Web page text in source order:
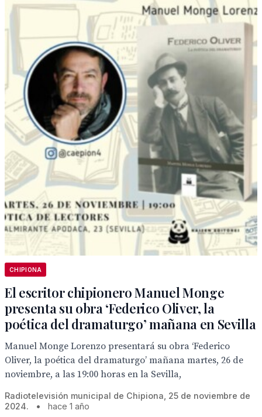
CHIPIONA
El escritor chipionero Manuel Monge
presenta su obra ‘Federico Oliver, la
poética del dramaturgo’ mañana en Sevilla
Manuel Monge Lorenzo presentará su obra ‘Federico
Oliver, la poética del dramaturgo’ mañana martes, 26 de
noviembre, a las 19:00 horas en la Sevilla,
Radiotelevisión municipal de Chipiona, 25 de noviembre de
2024.
• hace 1 año